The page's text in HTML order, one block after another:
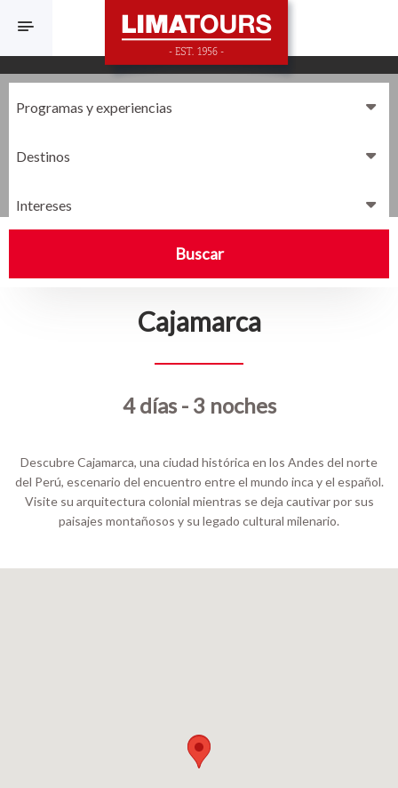
F
Destinos
Intereses
Buscar
Cajamarca
4 días - 3 noches
Descubre Cajamarca, una ciudad histórica en los Andes del norte
del Perú, escenario del encuentro entre el mundo inca y el español.
Visite su arquitectura colonial mientras se deja cautivar por sus
paisajes montañosos y su legado cultural milenario.